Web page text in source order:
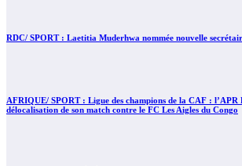
RDC/ SPORT : Laetitia Muderhwa nommée nouvelle
AFRIQUE/ SPORT : Ligue des champions de la CAF : l’APR
délocalisation de son match contre le FC Les Aigles du Congo